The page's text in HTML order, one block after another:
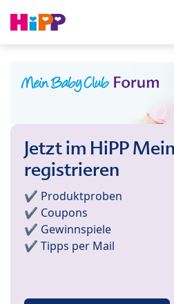
Jetzt im HiPP
registrieren
✔️ Produktproben
✔️ Coupons
✔️ Gewinnspiele
✔️ Tipps per Mail